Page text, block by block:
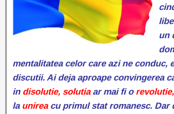
un
mentalitatea celor care azi ne conduc,
discutii. Ai deja aproape convingerea
in disolutie, solutiaar mai fi o revolutie,
la unireacu primul stat romanesc. Dar